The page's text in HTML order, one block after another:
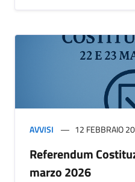
AVVISI 12 FEBBRAIO
Referendum
marzo 2026